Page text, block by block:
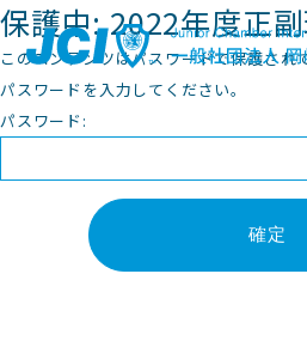
保護中: 2022年度正
このコンテンツはパスワードで保護され
パスワードを入力してください。
パスワード: